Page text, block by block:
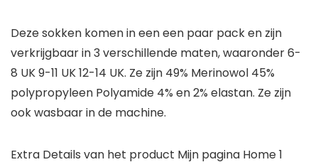
Deze sokken komen in een een paar pack en zijn
verkrijgbaar in 3 verschillende maten, waaronder 6-
8 UK 9-11 UK 12-14 UK. Ze zijn 49% Merinowol 45%
polypropyleen Polyamide 4% en 2% elastan. Ze zijn
ook wasbaar in de machine.
Extra Details van het product Mijn pagina Home 1